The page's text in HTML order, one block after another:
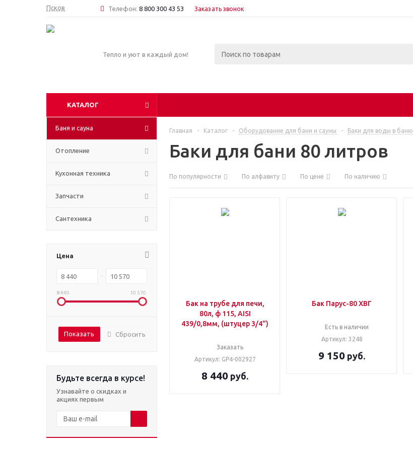
Псков Телефон: 8 800 300 43 53 Заказать звонок
Тепло и уют в каждый дом!
КАТАЛОГ
Баня и сауна
Отопление
Кухонная техника
Запчасти
Сантехника
Цена
8 440 10 570
Сбросить
Будьте всегда в курсе!
Узнавайте о скидках и
акциях первым
Главная - Каталог - Оборудование для бани и сауны - Баки для воды в баню
Баки для бани 80 литров
По популярности По алфавиту По цене По наличию
Бак на трубе для печи,
80л, ф 115, AISI
439/0,8мм, (штуцер 3/4")
Заказать
Артикул: GP4-002927
8 440 руб.
Бак Парус-80 ХВГ
Есть в наличии
Артикул: 3248
9 150 руб.